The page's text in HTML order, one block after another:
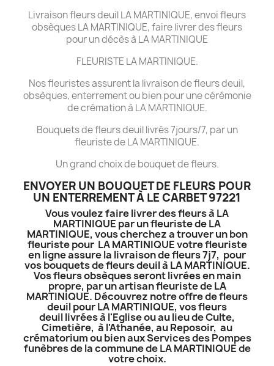
Livraison fleurs deuil LA MARTINIQUE, envoi fleurs
obsèques LA MARTINIQUE, faire livrer des fleurs
pour un décès à LA MARTINIQUE
FLEURISTE LA MARTINIQUE.
Nos fleuristes assurent la livraison de fleurs deuil,
obsèques, enterrement ou bien pour une cérémonie
de crémation à LA MARTINIQUE.
Bouquets de fleurs deuil livrés 7jours/7, par un
fleuriste de LA MARTINIQUE.
Un grand choix de bouquet de fleurs.
ENVOYER UN BOUQUET DE FLEURS POUR
UN ENTERREMENT À LE CARBET 97221
Vous voulez faire livrer des fleurs à LA
MARTINIQUE par un fleuriste de LA
MARTINIQUE, vous cherchez a trouver un bon
fleuriste pour LA MARTINIQUE votre fleuriste
en ligne assure la livraison de fleurs 7j7, pour
vos bouquets de fleurs deuil à LA MARTINIQUE.
Vos fleurs obsèques seront livrées en main
propre, par un artisan fleuriste de LA
MARTINIQUE. Découvrez notre offre de fleurs
deuil pour LA MARTINIQUE, vos fleurs
deuil livrées à l'Eglise ou au lieu de Culte,
Cimetière, à l'Athanée, au Reposoir, au
crématorium ou bien aux Services des Pompes
funèbres de la commune de LA MARTINIQUE de
votre choix.